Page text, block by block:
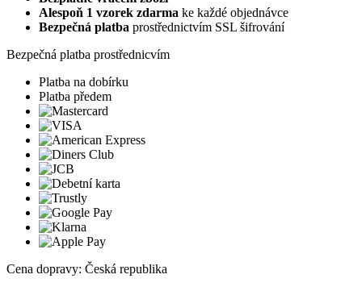
Alespoň 1 vzorek zdarma ke každé objednávce
Bezpečná platba prostřednictvím SSL šifrování
Bezpečná platba prostřednicvím
Platba na dobírku
Platba předem
Cena dopravy: Česká republika